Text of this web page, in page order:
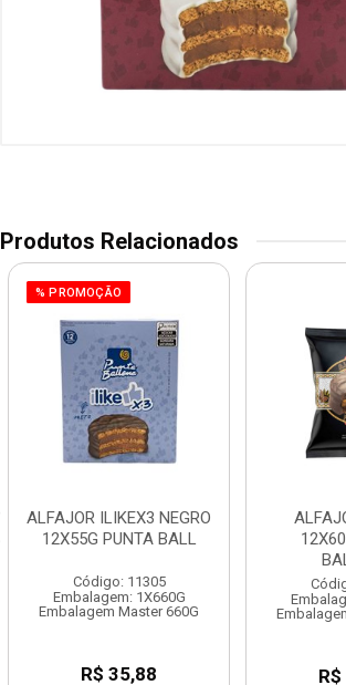
Produtos Relacionados
% PROMOÇÃO
ALFAJOR ILIKEX3 NEGRO
12X55G PUNTA BALL
Código: 11305
Embalagem: 1X660G
Embalagem Master 660G
R$ 35,88